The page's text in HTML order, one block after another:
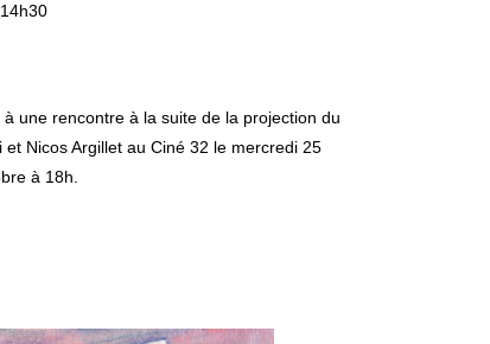
14h30
une rencontre à la suite de la projection du
Nicos Argillet au Ciné 32 le mercredi 25
à 18h.